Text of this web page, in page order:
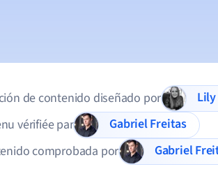
de contenido diseñado por
vérifiée par
Gabriel Freitas
comprobada por
Gabriel